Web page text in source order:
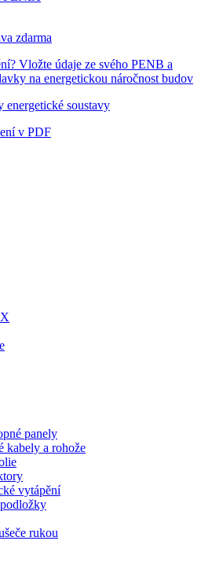
panely
kabely a rohože
vytápění
rukou